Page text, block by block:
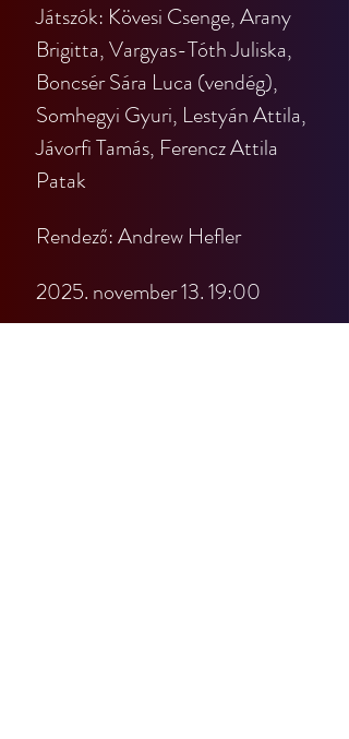
Játszók: Kövesi Csenge, Arany
Brigitta, Vargyas-Tóth Juliska,
Boncsér Sára Luca (vendég),
Somhegyi Gyuri, Lestyán Attila,
Jávorfi Tamás, Ferencz Attila
Patak
Rendező: Andrew Hefler
2025. november 13. 19:00